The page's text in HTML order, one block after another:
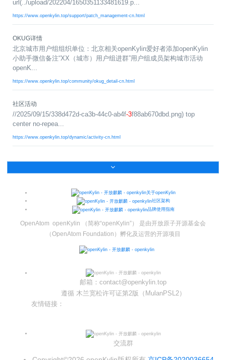
档
征
集
活
动
件
库
url(../upload/202204/1650351133481619.p...
https://www.openkylin.top/support/patch_management-cn.html
OKUG详情
北京城市用户组组织单位：北京相关openKylin爱好者添加openKylin
小助手微信备注“XX（城市）用户组进群”用户组成员架构城市活动
openK...
https://www.openkylin.top/community/okug_detail-cn.html
社区活动
//2025/09/15/338d472d-ca3b-44c0-ab4f-3f88ab670dbd.png) top
center no-repea...
https://www.openkylin.top/dynamic/activity-cn.html
关于openKylin
社区架构
品牌使用指南
OpenAtom openKylin （简称“openKylin”） 是由开放原子开源基金会
（OpenAtom Foundation）孵化及运营的开源项目
邮箱：contact@openkylin.top
遵循 木兰宽松许可证第2版（MulanPSL2）
友情链接：
交流群